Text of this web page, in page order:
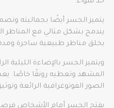
يتميز الجسر أيضًا بجماليته
يندمج بشكل مثالي مع المناظر
يخلق مناظر طبيعية ساحرة
ويتميز الجسر بالإضاءة الليلية
المشهد وتعطيه رونقًا خاصًا. يعد
الصور الفوتوغرافية الرائعة
يفتح الجسر أمام الأشخاص